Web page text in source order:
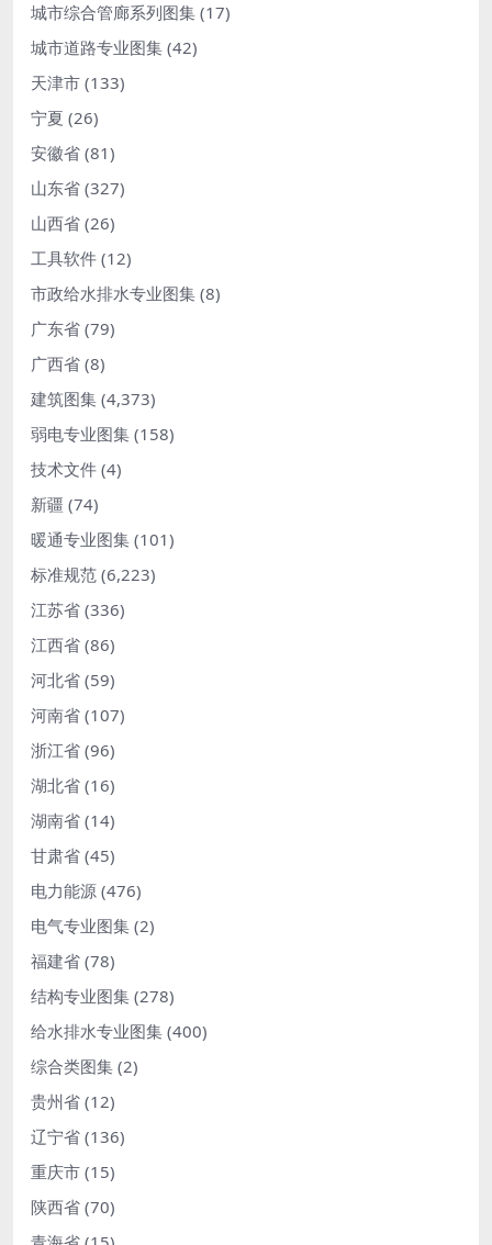
城市综合管廊系列图集 (17)
城市道路专业图集 (42)
天津市 (133)
宁夏 (26)
安徽省 (81)
山东省 (327)
山西省 (26)
工具软件 (12)
市政给水排水专业图集 (8)
广东省 (79)
广西省 (8)
建筑图集 (4,373)
弱电专业图集 (158)
技术文件 (4)
新疆 (74)
暖通专业图集 (101)
标准规范 (6,223)
江苏省 (336)
江西省 (86)
河北省 (59)
河南省 (107)
浙江省 (96)
湖北省 (16)
湖南省 (14)
甘肃省 (45)
电力能源 (476)
电气专业图集 (2)
福建省 (78)
结构专业图集 (278)
给水排水专业图集 (400)
综合类图集 (2)
贵州省 (12)
辽宁省 (136)
重庆市 (15)
陕西省 (70)